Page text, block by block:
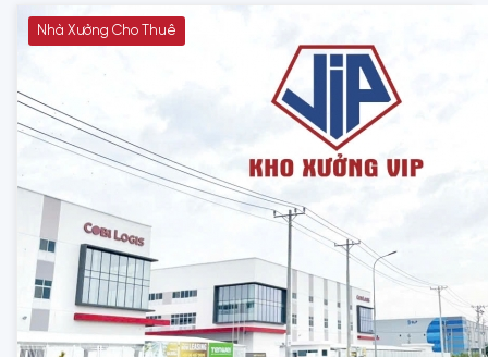
Nhà Xưởng Cho Thuê